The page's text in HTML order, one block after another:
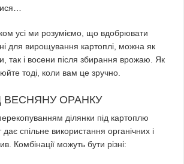
усі ми розуміємо, що вдобрювати
для вирощування картоплі, можна як
так і восени після збирання врожаю. Як
тоді, коли вам це зручно.
ВЕСНЯНУ ОРАНКУ
ділянки під картоплю
спільне використання органічних і
Комбінації можуть бути різні: